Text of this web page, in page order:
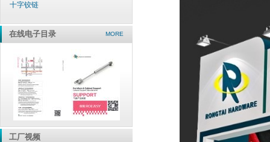
十字铰链
在线电子目录 MORE
工厂视频